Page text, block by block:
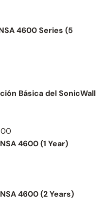
4600 Series (5
Básica del SonicWall
4600 (1 Year)
4600 (2 Years)